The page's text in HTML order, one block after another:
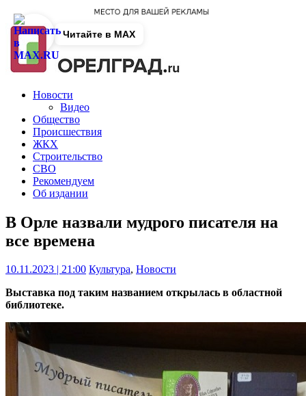
Новости
Видео
Общество
Происшествия
ЖКХ
Строительство
СВО
Рекомендуем
Об издании
В Орле назвали мудрого писателя на
все времена
10.11.2023 | 21:00 Культура, Новости
Выставка под таким названием открылась в областной
библиотеке.
Читайте в MAX